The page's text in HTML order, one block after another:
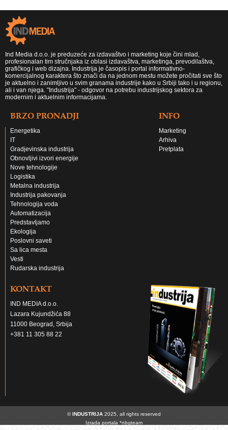
Ind Media d.o.o. je preduzeće za izdavaštvo i marketing koje čini mlad,
profesionalan tim stručnjaka iz oblasi izdavaštva, marketinga, prevodilaštva,
grafičkog i web dizajna. Industrija je časopis i portal informativno-
komercijalnog karaktera što znači da na jednom mestu možete pročitati sve što
je aktuelno i zanimljivo u svim granama industrije kako u Srbiji tako i u regionu,
ali i van njega. "Industrija" - odgovor na potrebu industrijskog sektora za
modernim i aktuelnim informacijama.
BRZO PRONADJI
Energetika
IT
Gradjevinska industrija
Obnovljivi izvori energije
Nove tehnologije
Logistika
Metalna industrija
Industrija pakovanja
Tehnologija voda
Automatizacija
Predstavljamo
Ekologija
Poslovni saveti
Sa lica mesta
Vesti
Rudarska industrija
INFO
Marketing
Arhiva
Pretplata
KONTAKT
IND MEDIA d.o.o.
Lazara Kujundžića 88
11000 Beograd, Srbija
+381 11 305 88 22
©INDUSTRIJA 2025, all rights reserved
Izrada portala *nbgteam